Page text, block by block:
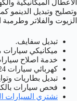
الاعطال الميكانيكية
وتصليح وتبديل الدينمو
الزيوت والفلاتر وطرمبة
تبديل سفايف.
ميكانيكي سيارات
خدمة اصلاح
كهربائي سيارات 24 ساعة.
تبديل بطاريات
فحص سيارات
نشتري السيارات